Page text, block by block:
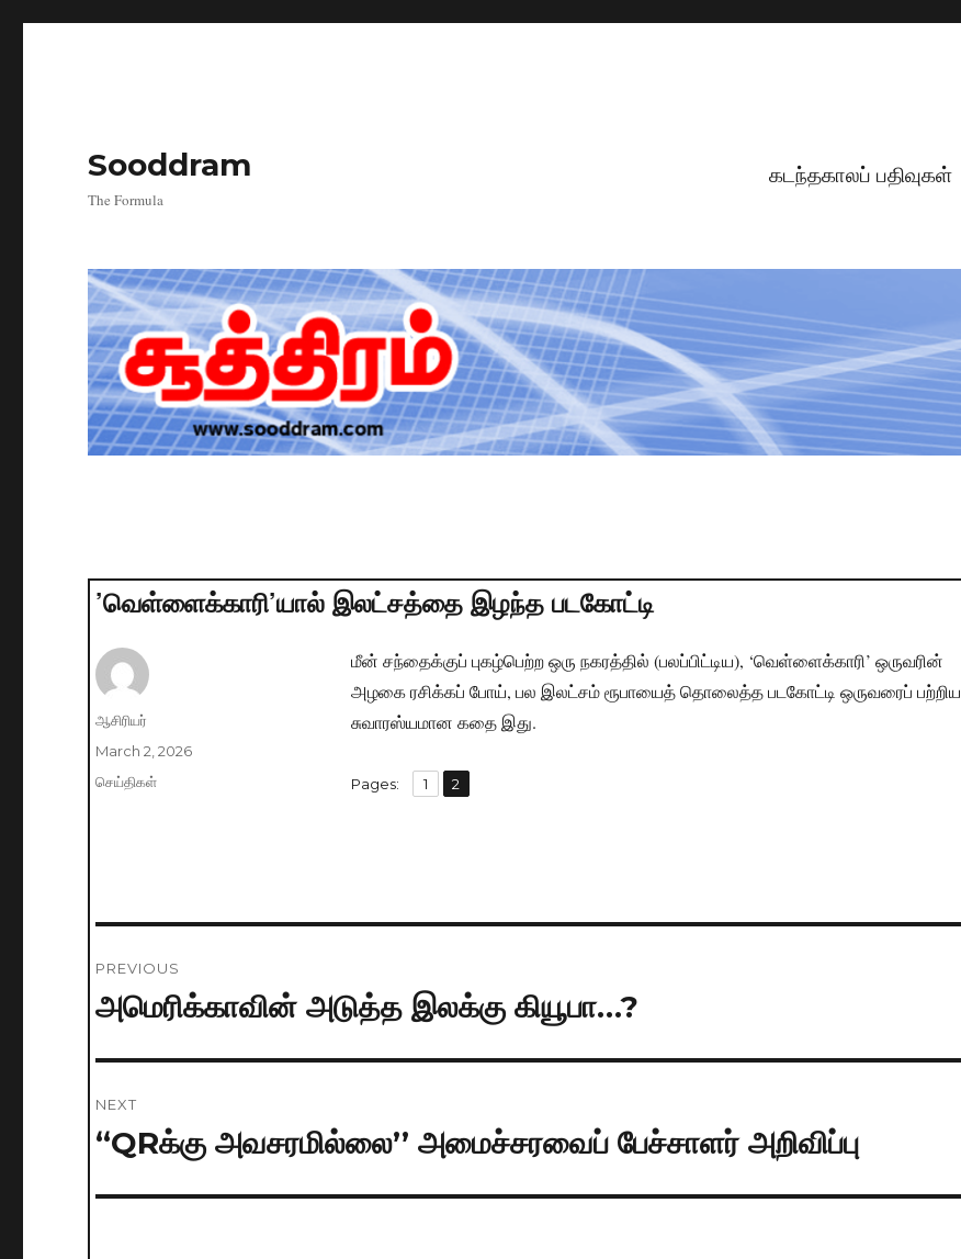
Sooddram
The Formula
கடந்தகாலப் பதிவுகள்
’வெள்ளைக்காரி’யால் இலட்சத்தை இழந்த படகோட்டி
மீன் சந்தைக்குப் புகழ்பெற்ற ஒரு நகரத்தில் (பலப்பிட்டிய), ‘வெள்ளைக்காரி’ ஒருவரின்
அழகை ரசிக்கப் போய், பல இலட்சம் ரூபாயைத் தொலைத்த படகோட்டி ஒருவரைப் பற்றிய
சுவாரஸ்யமான கதை இது.
Pages: Page
1 ,
Page
2
Author
ஆசிரியர்
Posted
on
March 2, 2026
Categories
செய்திகள்
navigation
PREVIOUS
Previous
அமெரிக்காவின் அடுத்த இலக்கு கியூபா…?
NEXT
Next
“QRக்கு அவசரமில்லை’’ அமைச்சரவைப் பேச்சாளர் அறிவிப்பு